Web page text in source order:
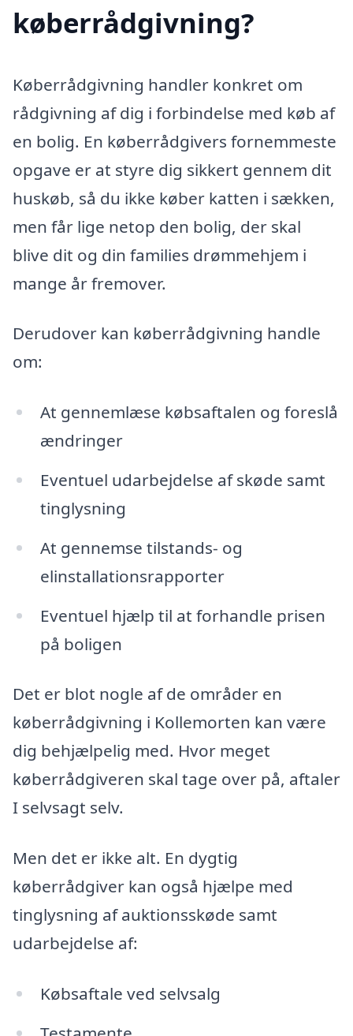
køberrådgivning?
Køberrådgivning handler konkret om
rådgivning af dig i forbindelse med køb af
en bolig. En køberrådgivers fornemmeste
opgave er at styre dig sikkert gennem dit
huskøb, så du ikke køber katten i sækken,
men får lige netop den bolig, der skal
blive dit og din families drømmehjem i
mange år fremover.
Derudover kan køberrådgivning handle
om:
At gennemlæse købsaftalen og foreslå
ændringer
Eventuel udarbejdelse af skøde samt
tinglysning
At gennemse tilstands- og
elinstallationsrapporter
Eventuel hjælp til at forhandle prisen
på boligen
Det er blot nogle af de områder en
køberrådgivning i Kollemorten kan være
dig behjælpelig med. Hvor meget
køberrådgiveren skal tage over på, aftaler
I selvsagt selv.
Men det er ikke alt. En dygtig
køberrådgiver kan også hjælpe med
tinglysning af auktionsskøde samt
udarbejdelse af:
Købsaftale ved selvsalg